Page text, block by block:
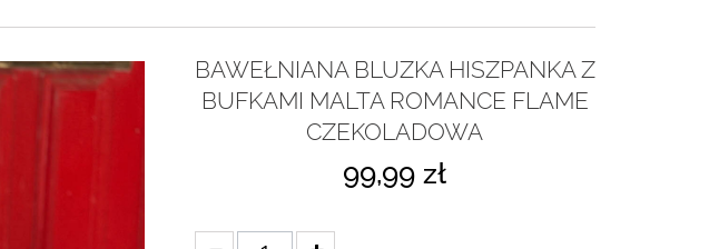
BAWEŁNIANA BLUZKA HISZPANKA Z
BUFKAMI MALTA ROMANCE FLAME
CZEKOLADOWA
99,99 zł